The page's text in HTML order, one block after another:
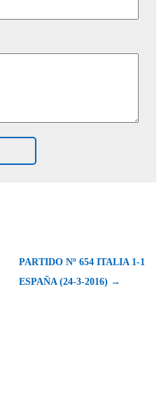
PARTIDO Nº 654 ITALIA 1-1
ESPAÑA (24-3-2016) →